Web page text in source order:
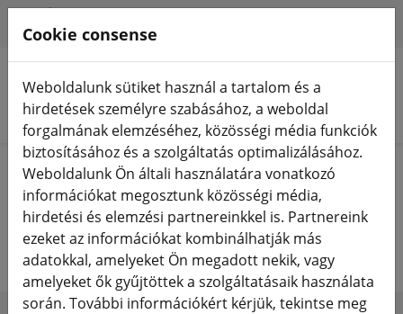
Termékek keresése
Home DJI Shop DJI drónok
DJI drónok
Cookie consense
Weboldalunk sütiket használ a tartalom és a
hirdetések személyre szabásához, a weboldal
forgalmának elemzéséhez, közösségi média funkciók
biztosításához és a szolgáltatás optimalizálásához.
Weboldalunk Ön általi használatára vonatkozó
információkat megosztunk közösségi média,
hirdetési és elemzési partnereinkkel is. Partnereink
ezeket az információkat kombinálhatják más
adatokkal, amelyeket Ön megadott nekik, vagy
amelyeket ők gyűjtöttek a szolgáltatásaik használata
során. További információkért kérjük, tekintse meg